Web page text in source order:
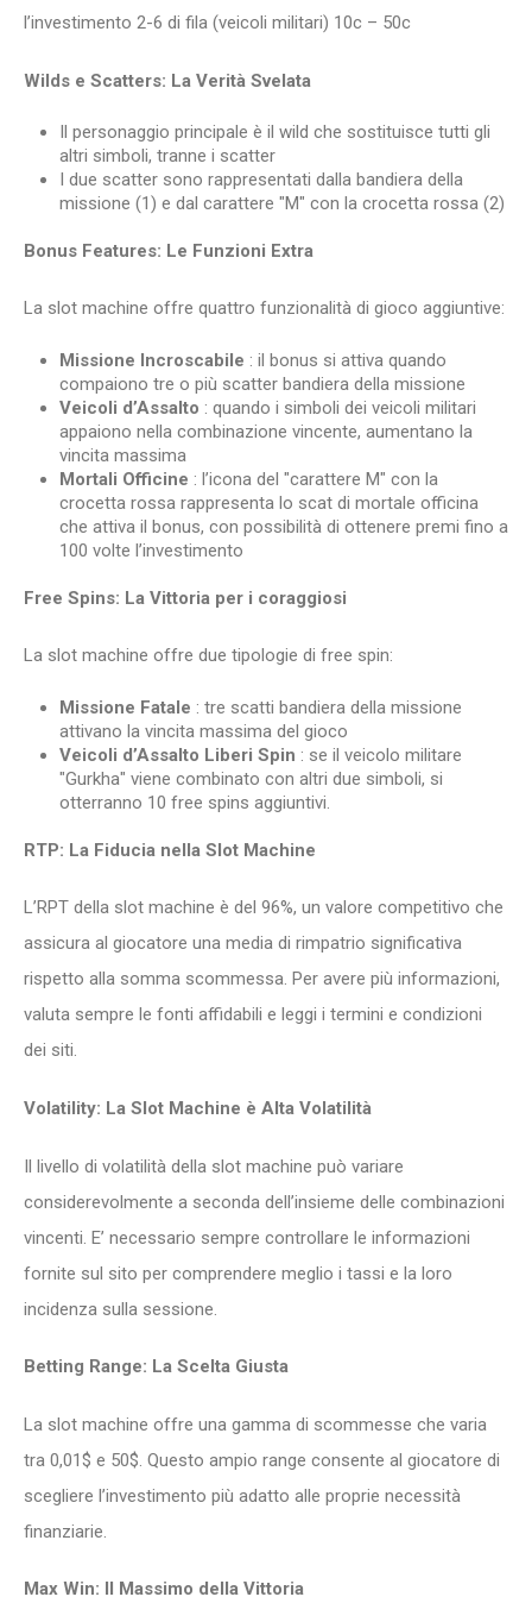
l’investimento 2-6 di fila (veicoli militari) 10c – 50c
Wilds e Scatters: La Verità Svelata
Il personaggio principale è il wild che sostituisce tutti gli
altri simboli, tranne i scatter
I due scatter sono rappresentati dalla bandiera della
missione (1) e dal carattere "M" con la crocetta rossa (2)
Bonus Features: Le Funzioni Extra
La slot machine offre quattro funzionalità di gioco aggiuntive:
Missione Incroscabile : il bonus si attiva quando
compaiono tre o più scatter bandiera della missione
Veicoli d’Assalto : quando i simboli dei veicoli militari
appaiono nella combinazione vincente, aumentano la
vincita massima
Mortali Officine : l’icona del "carattere M" con la
crocetta rossa rappresenta lo scat di mortale officina
che attiva il bonus, con possibilità di ottenere premi fino a
100 volte l’investimento
Free Spins: La Vittoria per i coraggiosi
La slot machine offre due tipologie di free spin:
Missione Fatale : tre scatti bandiera della missione
attivano la vincita massima del gioco
Veicoli d’Assalto Liberi Spin : se il veicolo militare
"Gurkha" viene combinato con altri due simboli, si
otterranno 10 free spins aggiuntivi.
RTP: La Fiducia nella Slot Machine
L’RPT della slot machine è del 96%, un valore competitivo che
assicura al giocatore una media di rimpatrio significativa
rispetto alla somma scommessa. Per avere più informazioni,
valuta sempre le fonti affidabili e leggi i termini e condizioni
dei siti.
Volatility: La Slot Machine è Alta Volatilità
Il livello di volatilità della slot machine può variare
considerevolmente a seconda dell’insieme delle combinazioni
vincenti. E’ necessario sempre controllare le informazioni
fornite sul sito per comprendere meglio i tassi e la loro
incidenza sulla sessione.
Betting Range: La Scelta Giusta
La slot machine offre una gamma di scommesse che varia
tra 0,01$ e 50$. Questo ampio range consente al giocatore di
scegliere l’investimento più adatto alle proprie necessità
finanziarie.
Max Win: Il Massimo della Vittoria